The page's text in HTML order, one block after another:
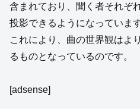
含まれており、聞く者それぞ
投影できるようになっています
これにより、曲の世界観はよ
るものとなっているのです。
[adsense]